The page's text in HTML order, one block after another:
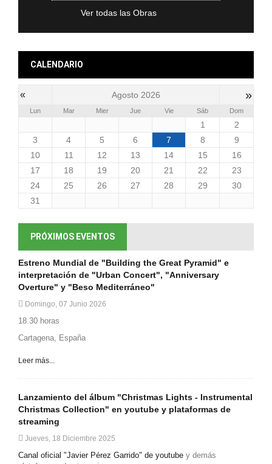
Ver todas las Obras
CALENDARIO
« Agosto 2026 »
Lun Mar Mier Jue Vie Sáb Dom
1
2
3
4 5 6 7 8
9
10
11 12 13 14 15
16
17
18 19 20 21 22
23
24
25 26 27 28 29
30
31
PRÓXIMOS EVENTOS
Estreno Mundial de "Building the Great Pyramid" e
interpretación de "Urban Concert", "Anniversary
Overture" y "Beso Mediterráneo"
Domingo, 07 Junio 2026
18.30 horas
Cartagena, España
Leer más...
Lanzamiento del álbum "Christmas Lights - Instrumental
Christmas Collection" en youtube y plataformas de
streaming
Jueves, 18 Diciembre 2025
Canal oficial "Javier Pérez Garrido" de youtube y demás